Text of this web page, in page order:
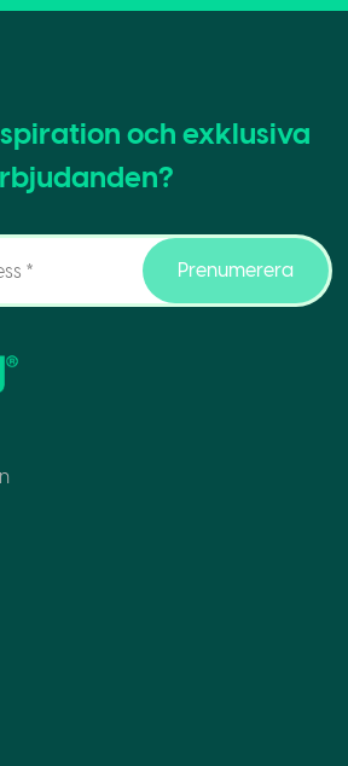
och exklusiva
Prenumerera